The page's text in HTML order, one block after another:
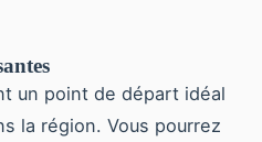
un point de départ idéal
la région. Vous pourrez